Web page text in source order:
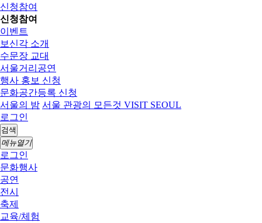
신청참여
신청참여
이벤트
보신각 소개
수문장 교대
서울거리공연
행사 홍보 신청
문화공간등록 신청
서울의 밤 서울 관광의 모든것 VISIT SEOUL
로그인
검색
메뉴열기
로그인
문화행사
공연
전시
축제
교육/체험